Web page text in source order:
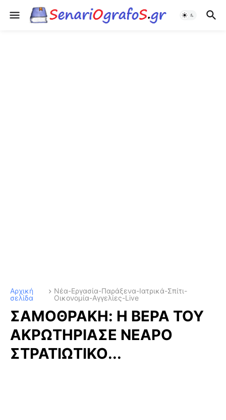
Αρχική
σελίδα
Νέα-Εργασία-Παράξενα-Ιατρικά-Σπίτι-
Οικονομία-Αγγελίες-Live
ΣΑΜΟΘΡΑΚΗ: H BΕΡΑ ΤΟΥ
ΑΚΡΩΤΗΡΙΑΣΕ ΝΕΑΡΟ
ΣΤΡΑΤΙΩΤΙΚΟ...